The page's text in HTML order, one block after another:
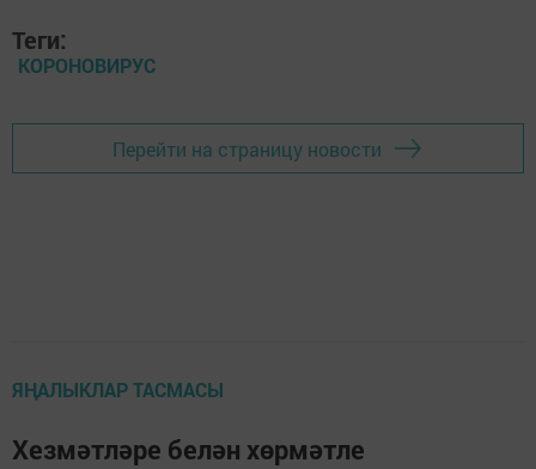
Теги:
КОРОНОВИРУС
Перейти на страницу новости
ЯҢАЛЫКЛАР ТАСМАСЫ
Хезмәтләре белән хөрмәтле